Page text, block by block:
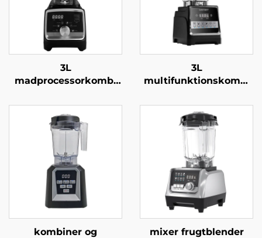
3L
madprocessorkombi
3L
multifunktionskombi
kombiner og
mixer frugtblender